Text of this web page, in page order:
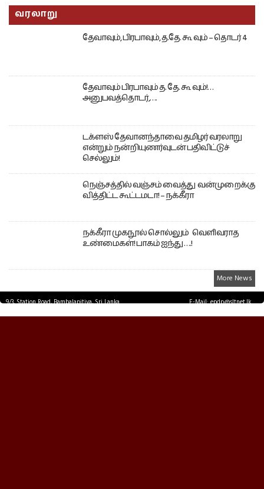
வரலாறு
தேவாவும், பிரபாவும், த.தே. கூ வும் – தொடர் 4
தேவாவும் பிரபாவும் த. தே. கூ வும்!…
அனுபவத்தொடர்,….
டக்ளஸ் தேவானந்தாவை தமிழர் வரலாறு
என்றும் நன்றியுணர்வுடன் பதிவிட்டுச்
செல்லும்!
நெஞ்சத்தில் வஞ்சம் வைத்து வன்முறைக்கு
வித்திட்ட கூட்டமடா! – நக்கீரா
நக்கீரா முகநூல் சொல்லும் வெளிவராத
உண்மைகள்! பாகம் ஐந்து ….!
More News
9/3, Station Road, Bambalapitiya, Sri Lanka.
E-Mail: epdp@sltnet.lk